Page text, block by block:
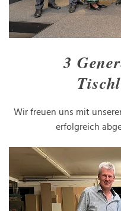
3
Wir freuen uns mit
erfolgreich